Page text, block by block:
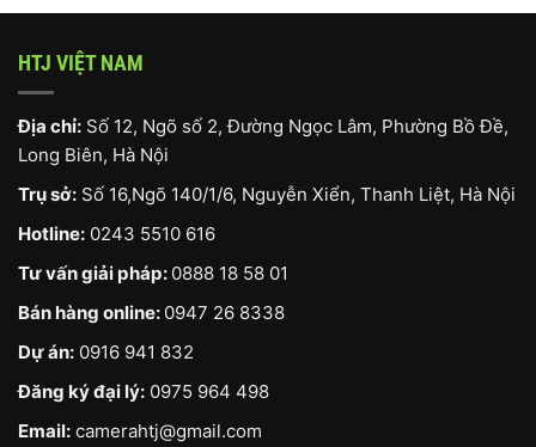
HTJ VIỆT NAM
Địa chỉ: Số 12, Ngõ số 2, Đường Ngọc Lâm, Phường Bồ Đề,
Long Biên, Hà Nội
Trụ sở: Số 16,Ngõ 140/1/6, Nguyễn Xiển, Thanh Liệt, Hà Nội
Hotline: 0243 5510 616
Tư vấn giải pháp: 0888 18 58 01
Bán hàng online: 0947 26 8338
Dự án: 0916 941 832
Đăng ký đại lý: 0975 964 498
Email: camerahtj@gmail.com